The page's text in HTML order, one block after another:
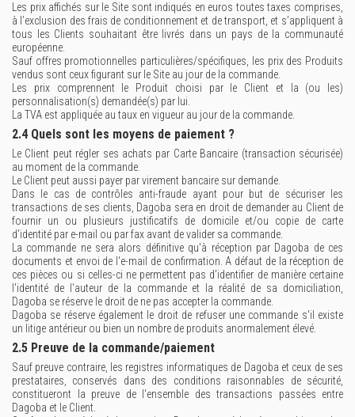
Les prix affichés sur le Site sont indiqués en euros toutes taxes comprises,
à l’exclusion des frais de conditionnement et de transport, et s’appliquent à
tous les Clients souhaitant être livrés dans un pays de la communauté
européenne.
Sauf offres promotionnelles particulières/spécifiques, les prix des Produits
vendus sont ceux figurant sur le Site au jour de la commande.
Les prix comprennent le Produit choisi par le Client et la (ou les)
personnalisation(s) demandée(s) par lui.
La TVA est appliquée au taux en vigueur au jour de la commande.
2.4 Quels sont les moyens de paiement ?
Le Client peut régler ses achats par Carte Bancaire (transaction sécurisée)
au moment de la commande.
Le Client peut aussi payer par virement bancaire sur demande.
Dans le cas de contrôles anti-fraude ayant pour but de sécuriser les
transactions de ses clients, Dagoba sera en droit de demander au Client de
fournir un ou plusieurs justificatifs de domicile et/ou copie de carte
d'identité par e-mail ou par fax avant de valider sa commande.
La commande ne sera alors définitive qu'à réception par Dagoba de ces
documents et envoi de l'e-mail de confirmation. A défaut de la réception de
ces pièces ou si celles-ci ne permettent pas d'identifier de manière certaine
l'identité de l'auteur de la commande et la réalité de sa domiciliation,
Dagoba se réserve le droit de ne pas accepter la commande.
Dagoba se réserve également le droit de refuser une commande s'il existe
un litige antérieur ou bien un nombre de produits anormalement élevé.
2.5 Preuve de la commande/paiement
Sauf preuve contraire, les registres informatiques de Dagoba et ceux de ses
prestataires, conservés dans des conditions raisonnables de sécurité,
constitueront la preuve de l'ensemble des transactions passées entre
Dagoba et le Client.